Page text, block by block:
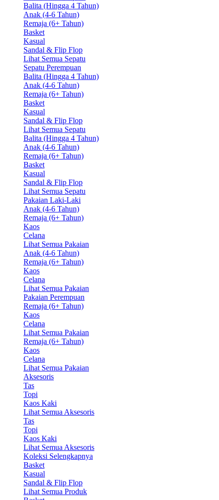
Balita (Hingga 4 Tahun)
Anak (4-6 Tahun)
Remaja (6+ Tahun)
Basket
Kasual
Sandal & Flip Flop
Lihat Semua Sepatu
Sepatu Perempuan
Balita (Hingga 4 Tahun)
Anak (4-6 Tahun)
Remaja (6+ Tahun)
Basket
Kasual
Sandal & Flip Flop
Lihat Semua Sepatu
Balita (Hingga 4 Tahun)
Anak (4-6 Tahun)
Remaja (6+ Tahun)
Basket
Kasual
Sandal & Flip Flop
Lihat Semua Sepatu
Pakaian Laki-Laki
Anak (4-6 Tahun)
Remaja (6+ Tahun)
Kaos
Celana
Lihat Semua Pakaian
Anak (4-6 Tahun)
Remaja (6+ Tahun)
Kaos
Celana
Lihat Semua Pakaian
Pakaian Perempuan
Remaja (6+ Tahun)
Kaos
Celana
Lihat Semua Pakaian
Remaja (6+ Tahun)
Kaos
Celana
Lihat Semua Pakaian
Aksesoris
Tas
Topi
Kaos Kaki
Lihat Semua Aksesoris
Tas
Topi
Kaos Kaki
Lihat Semua Aksesoris
Koleksi Selengkapnya
Basket
Kasual
Sandal & Flip Flop
Lihat Semua Produk